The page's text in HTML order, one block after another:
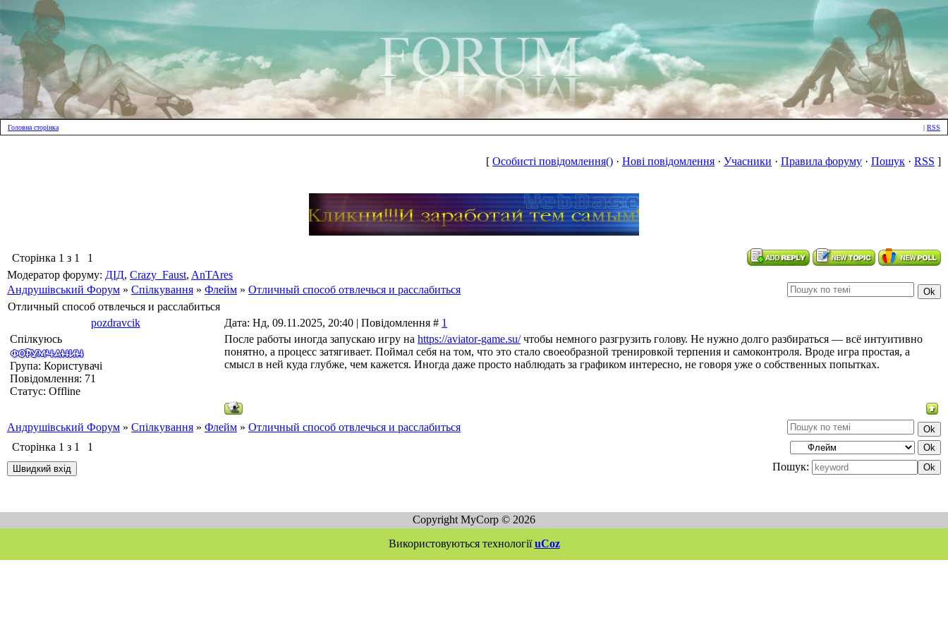
Головна сторінка | RSS
[ Особисті повідомлення() · Нові повідомлення · Учасники · Правила форуму · Пошук · RSS ]
Сторінка 1 з 1
1
Модератор форуму: ДІД, Crazy_Faust, AnTAres
Андрушівський Форум » Спілкування » Флейм » Отличный способ отвлечься и расслабиться
Отличный способ отвлечься и расслабиться
pozdravcik
Дата: Нд, 09.11.2025, 20:40 | Повідомлення # 1
Спілкуюсь
Група: Користувачі
Повідомлення: 71
Статус: Offline
После работы иногда запускаю игру на https://aviator-game.su/чтобы немного разгрузить голову. Не нужно долго разбираться — всё интуитивно
понятно, а процесс затягивает. Поймал себя на том, что это стало своеобразной тренировкой терпения и самоконтроля. Вроде игра простая, а
смысл в ней куда глубже, чем кажется. Иногда даже просто наблюдать за графиком интересно, не говоря уже о собственных попытках.
Андрушівський Форум » Спілкування » Флейм » Отличный способ отвлечься и расслабиться
Сторінка 1 з 1
1
Пошук:
Copyright MyCorp © 2026
Використовуються технологіїuCoz